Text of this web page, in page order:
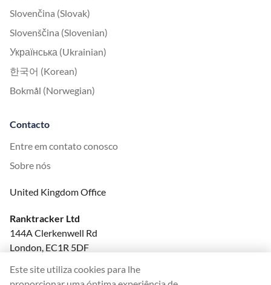
Slovenčina (Slovak)
Slovenščina (Slovenian)
Українська (Ukrainian)
한국어 (Korean)
Bokmål (Norwegian)
Contacto
Entre em contato conosco
Sobre nós
United Kingdom Office
Ranktracker Ltd
144A Clerkenwell Rd
London, EC1R 5DF
felix@ranktracker.com
Este site utiliza cookies para lhe